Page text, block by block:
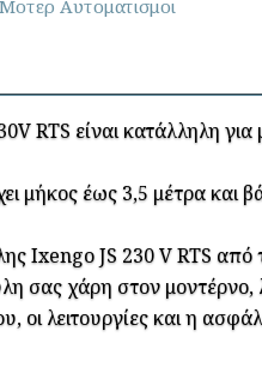
Μοτερ Αυτοματισμοι
RTS είναι κατάλληλη
μήκος έως 3,5 μέτρα και
Ixengo JS 230 V RTS
σας χάρη στον μοντέρνο,
λειτουργίες και η